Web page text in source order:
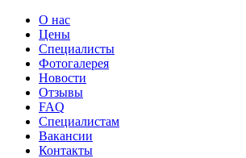
О нас
Цены
Специалисты
Фотогалерея
Новости
Отзывы
FAQ
Специалистам
Вакансии
Контакты